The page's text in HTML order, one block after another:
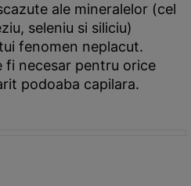
ale mineralelor (cel
seleniu si siliciu)
fenomen neplacut.
fi necesar pentru orice
podoaba capilara.